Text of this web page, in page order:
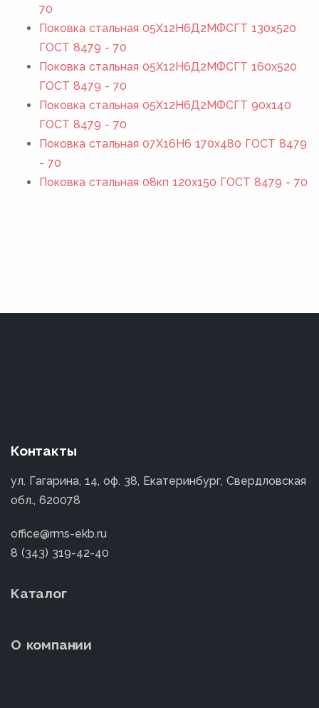
70
Поковка стальная 05Х12Н6Д2МФСГТ 130x520
ГОСТ 8479 - 70
Поковка стальная 05Х12Н6Д2МФСГТ 160x520
ГОСТ 8479 - 70
Поковка стальная 05Х12Н6Д2МФСГТ 90x140
ГОСТ 8479 - 70
Поковка стальная 07Х16Н6 170x480 ГОСТ 8479
- 70
Поковка стальная 08кп 120x150 ГОСТ 8479 - 70
Контакты
ул. Гагарина, 14, оф. 38, Екатеринбург, Свердловская
обл., 620078
office@rms-ekb.ru
8 (343) 319-42-40
Каталог
О компании